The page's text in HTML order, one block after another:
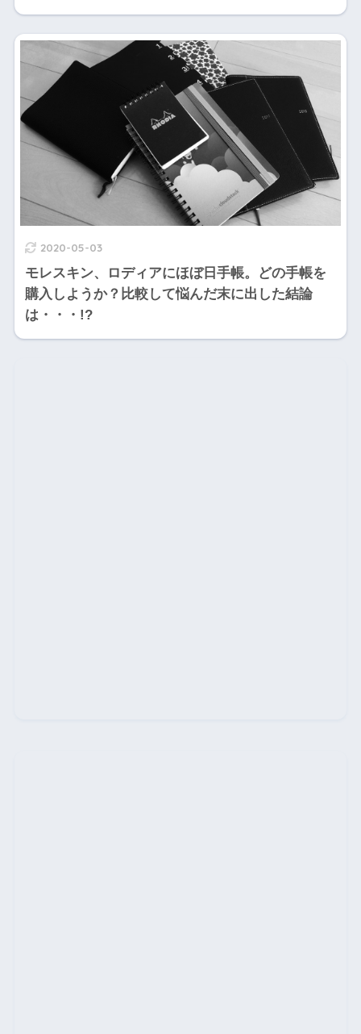
2020-05-03
モレスキン、ロディアにほぼ日手帳。どの手帳を
購入しようか？比較して悩んだ末に出した結論
は・・・!?